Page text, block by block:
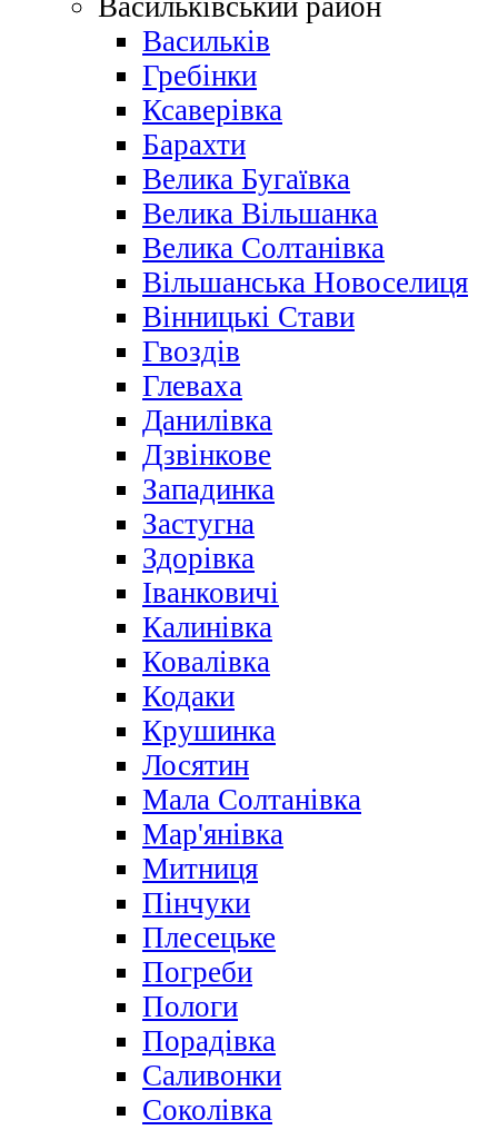
Васильківський район
Васильків
Гребінки
Ксаверівка
Барахти
Велика Бугаївка
Велика Вільшанка
Велика Солтанівка
Вільшанська Новоселиця
Вінницькі Стави
Гвоздів
Глеваха
Данилівка
Дзвінкове
Западинка
Застугна
Здорівка
Іванковичі
Калинівка
Ковалівка
Кодаки
Крушинка
Лосятин
Мала Солтанівка
Мар'янівка
Митниця
Пінчуки
Плесецьке
Погреби
Пологи
Порадівка
Саливонки
Соколівка